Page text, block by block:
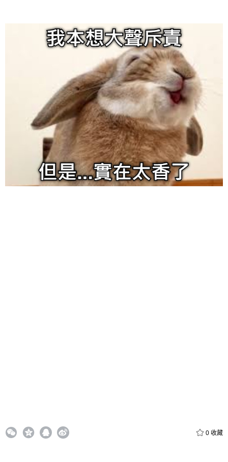
0 收藏
给admin打赏
2 元 5 元 10 元
20 50 元 自定义
付费内容
¥
6位以上